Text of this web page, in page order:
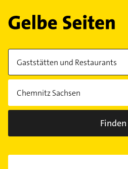
Finden